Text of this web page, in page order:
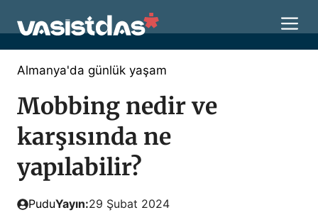
atla
Almanya'da günlük yaşam
Mobbing nedir ve
karşısında ne
yapılabilir?
PuduYayın:29 Şubat 2024